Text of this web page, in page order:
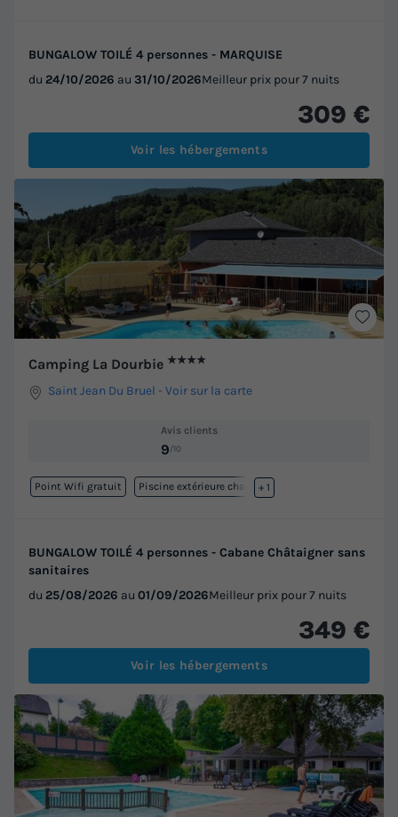
BUNGALOW TOILÉ 4 personnes - MARQUISE
du 24/10/2026 au 31/10/2026Meilleur prix pour 7 nuits
309 €
Voir les hébergements
Camping La Dourbie ★★★★
Saint Jean Du Bruel -Voir sur la carte
Avis clients
9/10
Point Wifi gratuit Piscine extérieure chauffée
+ 1
BUNGALOW TOILÉ 4 personnes - Cabane Châtaigner sans
sanitaires
du 25/08/2026 au 01/09/2026Meilleur prix pour 7 nuits
349 €
Voir les hébergements